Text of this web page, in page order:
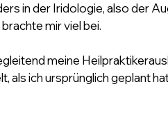
in der Iridologie, also der
mir viel bei.
meine
als ich ursprünglich geplant